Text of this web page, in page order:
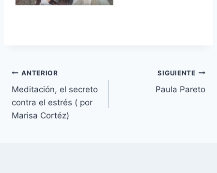
Navegación
de
entradas
ANTERIOR
Meditación, el secreto
contra el estrés ( por
Marisa Cortéz)
SIGUIENTE
Paula Pareto